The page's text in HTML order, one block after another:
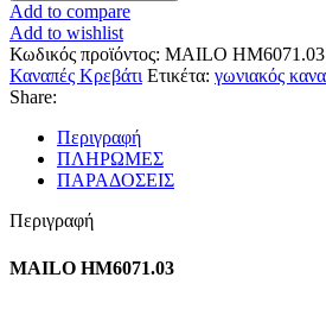
Add to compare
Add to wishlist
Κωδικός προϊόντος: MAILO HM6071.03
Καναπές Κρεβάτι Ετικέτα: γωνιακός
Share:
Περιγραφή
ΠΛΗΡΩΜΕΣ
ΠΑΡΑΔΟΣΕΙΣ
Περιγραφή
MAILO HM6071.03